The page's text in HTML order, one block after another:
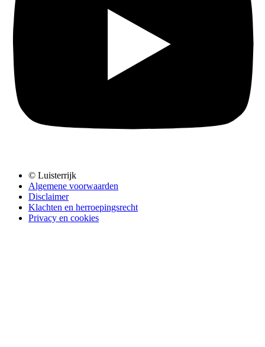
© Luisterrijk
Algemene voorwaarden
Disclaimer
Klachten en herroepingsrecht
Privacy en cookies